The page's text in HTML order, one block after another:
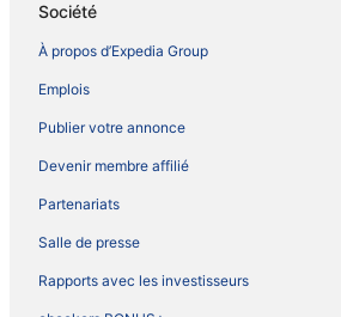
Société
À propos d’Expedia Group
Emplois
Publier votre annonce
Devenir membre affilié
Partenariats
Salle de presse
Rapports avec les investisseurs